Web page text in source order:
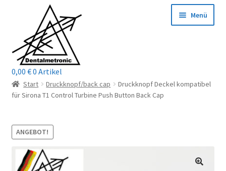
Navigation
springen
springen
Menü
Home
Mein Konto / Login
Kontakt
0,00 €0 Artikel
Start Druckknopf/back cap
Druckknopf Deckel kompatibel
für Sirona T1 Control Turbine Push Button Back Cap
ANGEBOT!